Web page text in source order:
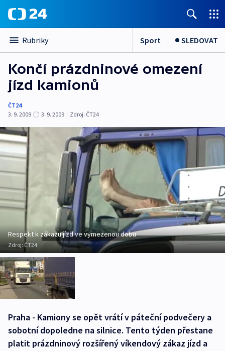
Rubriky Sport SLEDOVAT
Končí prázdninové omezení
jízd kamionů
ČT24
3. 9. 2009
3. 9. 2009 | Zdroj: ČT24
Respekt k zákazu jízd ve vymezenou dobu
Zdroj:ČT24
Praha - Kamiony se opět vrátí v páteční podvečery a
sobotní dopoledne na silnice. Tento týden přestane
platit prázdninový rozšířený víkendový zákaz jízd a